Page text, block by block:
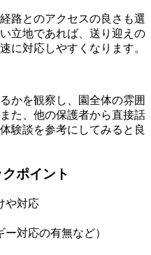
路とのアクセスの良さも選
立地であれば、送り迎えの
に対応しやすくなります。
かを観察し、園全体の雰囲
た、他の保護者から直接話
験談を参考にしてみると良
ポイント
や対応
対応の有無など）